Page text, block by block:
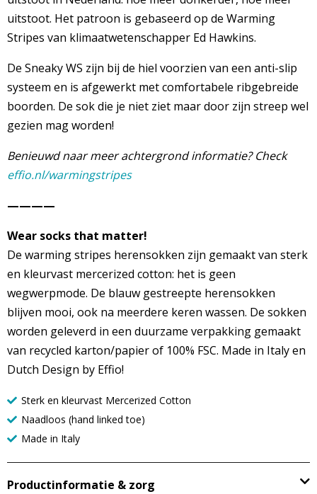
uitstoot. Het patroon is gebaseerd op de Warming
Stripes van klimaatwetenschapper Ed Hawkins.
De Sneaky WS zijn bij de hiel voorzien van een anti-slip
systeem en is afgewerkt met comfortabele ribgebreide
boorden. De sok die je niet ziet maar door zijn streep wel
gezien mag worden!
Benieuwd naar meer achtergrond informatie?Check
effio.nl/warmingstripes
————
Wear socks that matter!
De warming stripes herensokken zijn gemaakt van sterk
en kleurvast mercerized cotton: het is geen
wegwerpmode. De blauw gestreepte herensokken
blijven mooi, ook na meerdere keren wassen. De sokken
worden geleverd in een duurzame verpakking gemaakt
van recycled karton/papier of 100% FSC. Made in Italy en
Dutch Design by Effio!
Sterk en kleurvast Mercerized Cotton
Naadloos (hand linked toe)
Made in Italy
Productinformatie & zorg